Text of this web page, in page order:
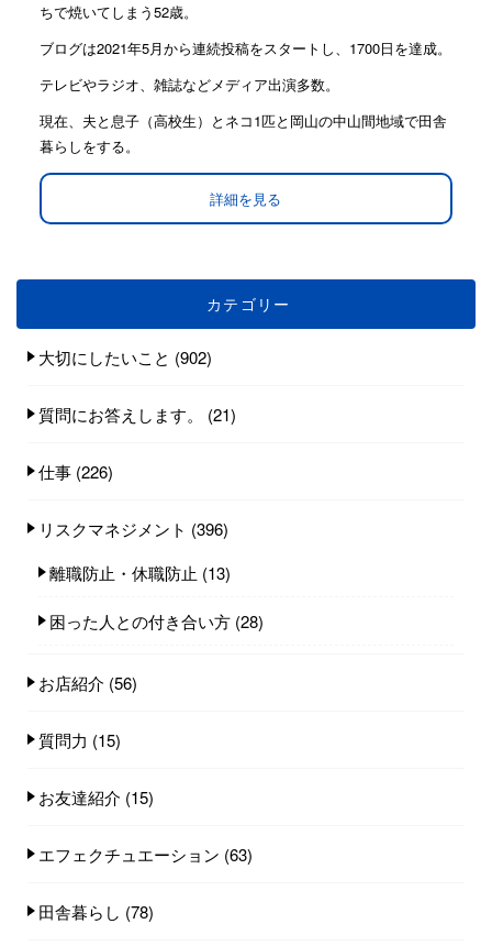
ちで焼いてしまう52歳。
ブログは2021年5月から連続投稿をスタートし、1700日を達成。
テレビやラジオ、雑誌などメディア出演多数。
現在、夫と息子（高校生）とネコ1匹と岡山の中山間地域で田舎
暮らしをする。
詳細を見る
カテゴリー
大切にしたいこと (902)
質問にお答えします。 (21)
仕事 (226)
リスクマネジメント (396)
離職防止・休職防止 (13)
困った人との付き合い方 (28)
お店紹介 (56)
質問力 (15)
お友達紹介 (15)
エフェクチュエーション (63)
田舎暮らし (78)